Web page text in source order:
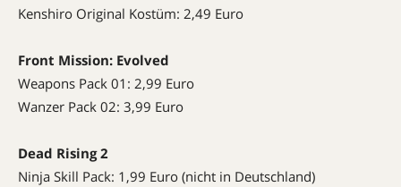
Kenshiro Original Kostüm: 2,49 Euro
Front Mission: Evolved
Weapons Pack 01: 2,99 Euro
Wanzer Pack 02: 3,99 Euro
Dead Rising 2
Ninja Skill Pack: 1,99 Euro (nicht in Deutschland)